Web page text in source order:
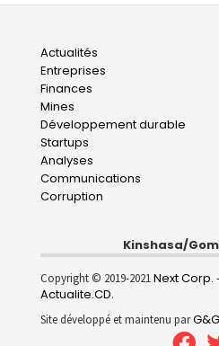
Main
navigation
Actualités
Entreprises
Finances
Mines
Développement durable
Startups
Analyses
Communications
Corruption
Kinshasa/
Copyright © 2019-2021Next Corp.
Actualite.CD.
Site développé et maintenu par